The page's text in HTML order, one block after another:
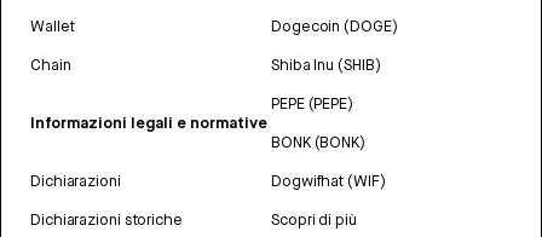
Wallet
Chain
Informazioni legali e normative
Dichiarazioni
Dichiarazioni storiche
Dogecoin (DOGE)
Shiba Inu (SHIB)
PEPE (PEPE)
BONK (BONK)
Dogwifhat (WIF)
Scopri di più